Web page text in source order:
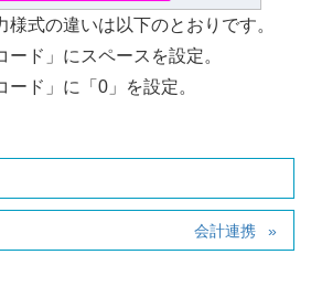
式の違いは以下のとおりです。
ド」にスペースを設定。
ド」に「0」を設定。
会計連携